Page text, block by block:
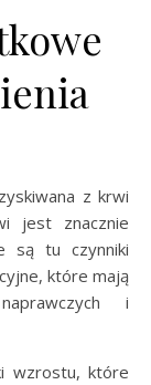
z krwi
jest znacznie
są tu czynniki
które mają
i
wzrostu, które